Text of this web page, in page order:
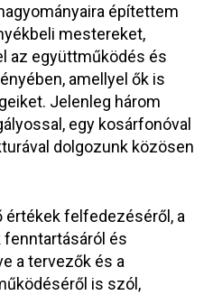
építettem
mestereket,
az együttműködés és
amellyel ők is
Jelenleg három
egy kosárfonóval
dolgozunk közösen
értékek felfedezéséről, a
fenntartásáról és
a tervezők és a
is szól,